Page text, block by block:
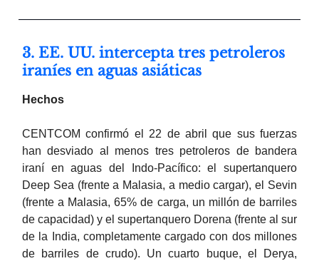
3. EE. UU. intercepta tres petroleros
iraníes en aguas asiáticas
Hechos
CENTCOM confirmó el 22 de abril que sus fuerzas
han desviado al menos tres petroleros de bandera
iraní en aguas del Indo-Pacífico: el supertanquero
Deep Sea (frente a Malasia, a medio cargar), el Sevin
(frente a Malasia, 65% de carga, un millón de barriles
de capacidad) y el supertanquero Dorena (frente al sur
de la India, completamente cargado con dos millones
de barriles de crudo). Un cuarto buque, el Derya,